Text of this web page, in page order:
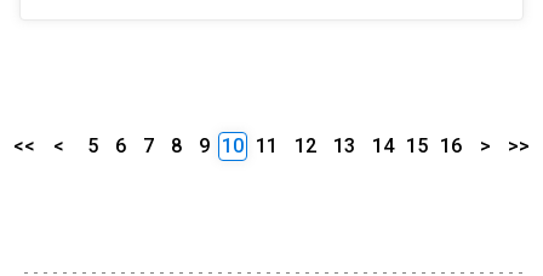
<< < 5 6 7 8 9 10 11 12 13 14 15 16 > >>